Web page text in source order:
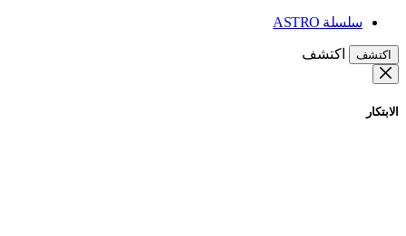
سلسلة ASTRO
اكتشف اكتشف
الابتكار